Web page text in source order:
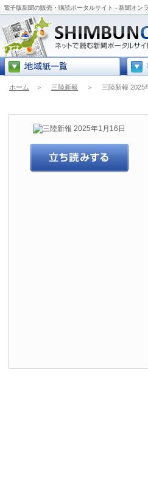
電子版新聞の販売・購読ポータルサイト - 新聞オン
ホーム ＞ 三陸新報 ＞ 三陸新報 2025